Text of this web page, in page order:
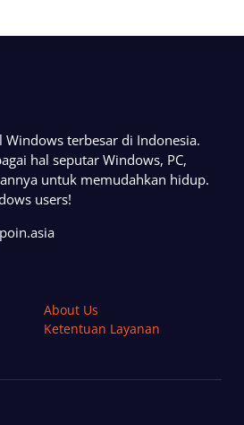
Windows terbesar di Indonesia.
hal seputar Windows, PC,
untuk memudahkan hidup.
users!
About Us
Ketentuan Layanan